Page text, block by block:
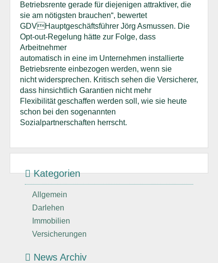
Betriebsrente gerade für diejenigen attraktiver, die
sie am nötigsten brauchen“, bewertet
GDVHauptgeschäftsführer Jörg Asmussen. Die
Opt-out-Regelung hätte zur Folge, dass
Arbeitnehmer
automatisch in eine im Unternehmen installierte
Betriebsrente einbezogen werden, wenn sie
nicht widersprechen. Kritisch sehen die Versicherer,
dass hinsichtlich Garantien nicht mehr
Flexibilität geschaffen werden soll, wie sie heute
schon bei den sogenannten
Sozialpartnerschaften herrscht.
Kategorien
Allgemein
Darlehen
Immobilien
Versicherungen
News Archiv